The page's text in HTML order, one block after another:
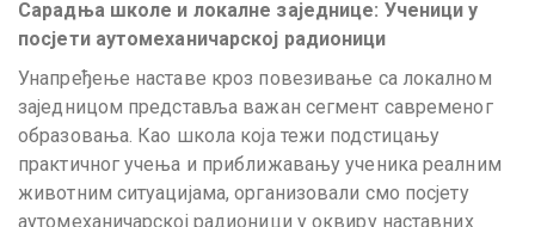
Сарадња школе и локалне заједнице: Ученици у
посјети аутомеханичарској радионици
Унапређење наставе кроз повезивање са локалном
заједницом представља важан сегмент савременог
образовања. Као школа која тежи подстицању
практичног учења и приближавању ученика реалним
животним ситуацијама, организовали смо посјету
аутомеханичарској радионици у оквиру наставних